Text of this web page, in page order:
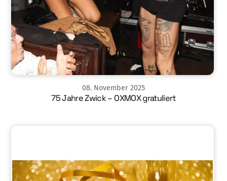
08. November 2025
75 Jahre Zwick – OXMOX gratuliert